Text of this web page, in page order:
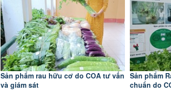
Sản phẩm rau hữu cơ do COA tư vấn
và giám sát
Sản phẩm
chuẩn do